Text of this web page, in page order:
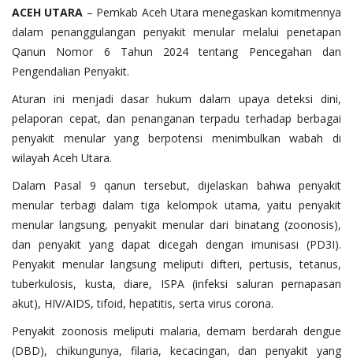
Alamat Kami
Tentang Kami
Login
Daftar
ACEH UTARA – Pemkab Aceh Utara menegaskan komitmennya
dalam penanggulangan penyakit menular melalui penetapan
Qanun Nomor 6 Tahun 2024 tentang Pencegahan dan
Pengendalian Penyakit.
Aturan ini menjadi dasar hukum dalam upaya deteksi dini,
pelaporan cepat, dan penanganan terpadu terhadap berbagai
penyakit menular yang berpotensi menimbulkan wabah di
wilayah Aceh Utara.
Dalam Pasal 9 qanun tersebut, dijelaskan bahwa penyakit
menular terbagi dalam tiga kelompok utama, yaitu penyakit
menular langsung, penyakit menular dari binatang (zoonosis),
dan penyakit yang dapat dicegah dengan imunisasi (PD3I).
Penyakit menular langsung meliputi difteri, pertusis, tetanus,
tuberkulosis, kusta, diare, ISPA (infeksi saluran pernapasan
akut), HIV/AIDS, tifoid, hepatitis, serta virus corona.
Penyakit zoonosis meliputi malaria, demam berdarah dengue
(DBD), chikungunya, filaria, kecacingan, dan penyakit yang